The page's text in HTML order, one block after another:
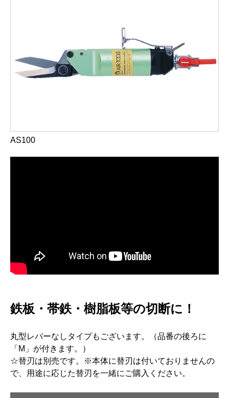
AS100
鉄板・帯鉄・樹脂板等の切断に！
丸型レバーなしタイプもございます。（品番の後ろに
「M」が付きます。）
☆替刃は別売です。※本体に替刃は付いておりませんの
で、用途に応じた替刃を一緒にご購入ください。